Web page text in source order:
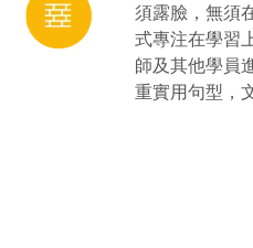
須露臉，無須
式專注在學習
師及其他學員
重實用句型，